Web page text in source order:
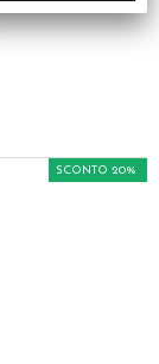
SCONTO 20%